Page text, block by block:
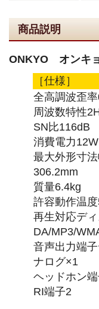
商品説明
ONKYO オンキ
［仕様］
全高調波歪
周波数特性
SN比116dB
消費電力
最大外形寸
306.2mm
質量6.4kg
許容動作温
再生対応デ
DA/MP3/
音声出力端
ナログ×1
ヘッドホン
RI端子2